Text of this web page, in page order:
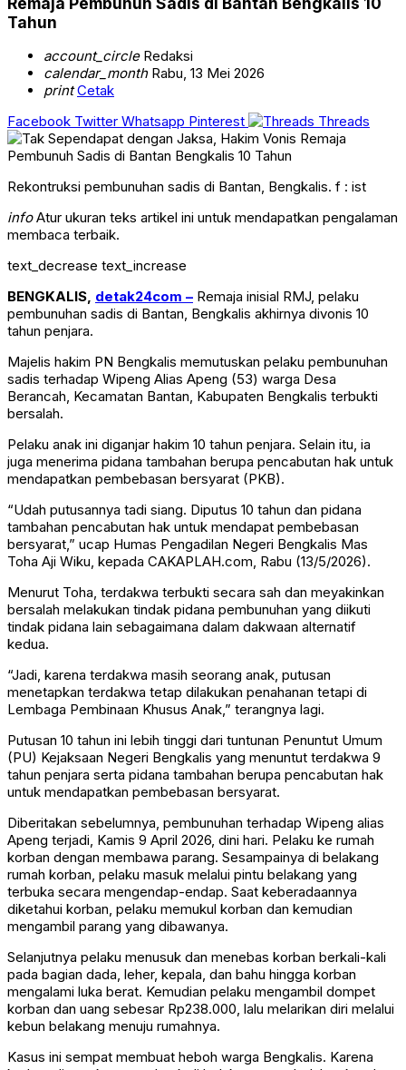
Tahun
account_circleRedaksi
calendar_monthRabu, 13 Mei 2026
print Cetak
Facebook Twitter Whatsapp Pinterest Threads
Rekontruksi pembunuhan sadis di Bantan, Bengkalis. f : ist
infoAtur ukuran teks artikel ini untuk mendapatkan pengalaman
membaca terbaik.
text_decrease text_increase
BENGKALIS, detak24com – Remaja inisial RMJ, pelaku
pembunuhan sadis di Bantan, Bengkalis akhirnya divonis 10
tahun penjara.
Majelis hakim PN Bengkalis memutuskan pelaku pembunuhan
sadis terhadap Wipeng Alias Apeng (53) warga Desa
Berancah, Kecamatan Bantan, Kabupaten Bengkalis terbukti
bersalah.
Pelaku anak ini diganjar hakim 10 tahun penjara. Selain itu, ia
juga menerima pidana tambahan berupa pencabutan hak untuk
mendapatkan pembebasan bersyarat (PKB).
“Udah putusannya tadi siang. Diputus 10 tahun dan pidana
tambahan pencabutan hak untuk mendapat pembebasan
bersyarat,” ucap Humas Pengadilan Negeri Bengkalis Mas
Toha Aji Wiku, kepada CAKAPLAH.com, Rabu (13/5/2026).
Menurut Toha, terdakwa terbukti secara sah dan meyakinkan
bersalah melakukan tindak pidana pembunuhan yang diikuti
tindak pidana lain sebagaimana dalam dakwaan alternatif
kedua.
“Jadi, karena terdakwa masih seorang anak, putusan
menetapkan terdakwa tetap dilakukan penahanan tetapi di
Lembaga Pembinaan Khusus Anak,” terangnya lagi.
Putusan 10 tahun ini lebih tinggi dari tuntunan Penuntut Umum
(PU) Kejaksaan Negeri Bengkalis yang menuntut terdakwa 9
tahun penjara serta pidana tambahan berupa pencabutan hak
untuk mendapatkan pembebasan bersyarat.
Diberitakan sebelumnya, pembunuhan terhadap Wipeng alias
Apeng terjadi, Kamis 9 April 2026, dini hari. Pelaku ke rumah
korban dengan membawa parang. Sesampainya di belakang
rumah korban, pelaku masuk melalui pintu belakang yang
terbuka secara mengendap-endap. Saat keberadaannya
diketahui korban, pelaku memukul korban dan kemudian
mengambil parang yang dibawanya.
Selanjutnya pelaku menusuk dan menebas korban berkali-kali
pada bagian dada, leher, kepala, dan bahu hingga korban
mengalami luka berat. Kemudian pelaku mengambil dompet
korban dan uang sebesar Rp238.000, lalu melarikan diri melalui
kebun belakang menuju rumahnya.
Kasus ini sempat membuat heboh warga Bengkalis. Karena